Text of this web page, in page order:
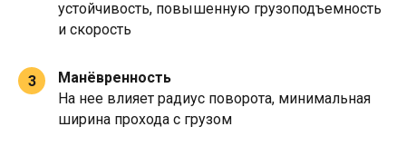
устойчивость, повышенную грузоподъемность
и скорость
3
Манёвренность
На нее влияет радиус поворота, минимальная
ширина прохода с грузом